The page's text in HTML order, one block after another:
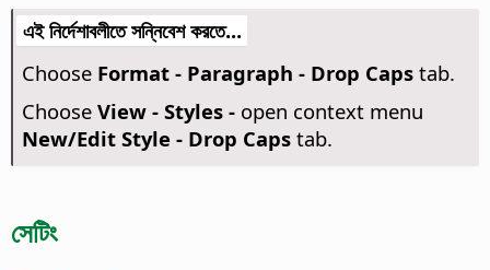
এই নির্দেশাবলীতে সন্নিবেশ করতে...
Choose Format - Paragraph - Drop Capstab.
Choose View - Styles -open context menu
New/Edit Style - Drop Capstab.
সেটিং